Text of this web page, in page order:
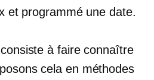
et programmé une date.
à faire connaître
cela en méthodes